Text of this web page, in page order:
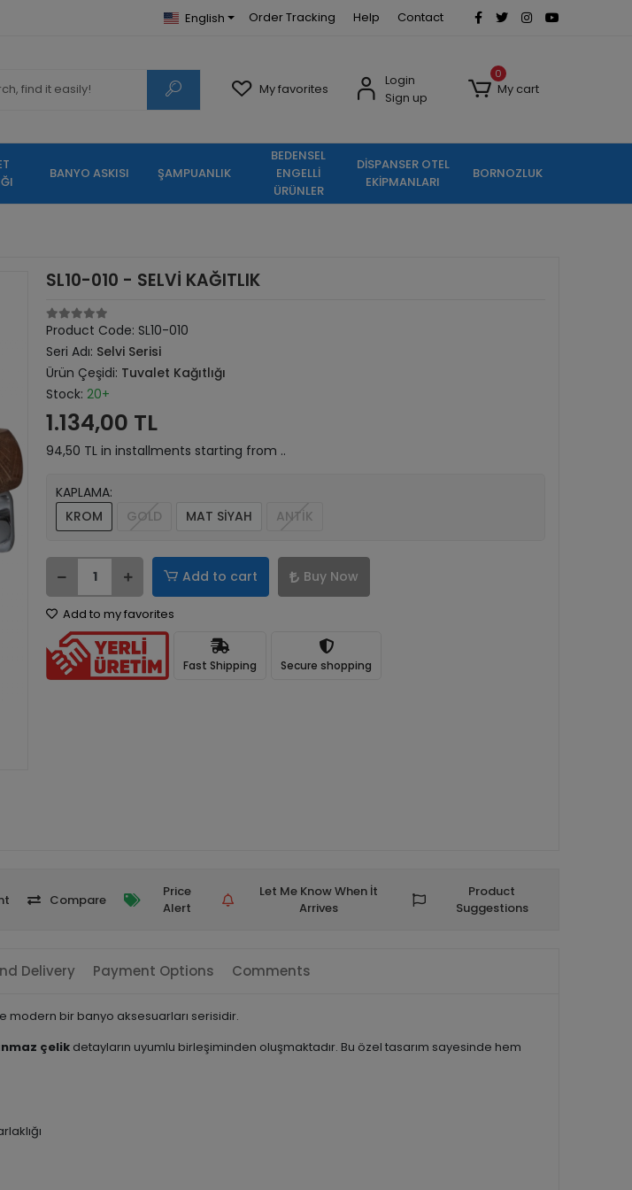
English Order Tracking Help Contact
My favorites
Login
Sign up
0
My cart
BANYO ASKISI ŞAMPUANLIK
BEDENSEL
ENGELLİ
ÜRÜNLER
DİSPANSER OTEL
EKİPMANLARI
BORNOZLUK
SL10-010 - SELVİ KAĞITLIK
Product Code: SL10-010
Seri Adı: Selvi Serisi
Ürün Çeşidi: Tuvalet Kağıtlığı
Stock: 20+
1.134,00 TL
94,50 TL in installments starting from ..
KAPLAMA:
KROM
GOLD MAT SİYAH ANTİK
Add to cart Buy Now
Add to my favorites
Fast Shipping Secure shopping
Compare
Price
Alert
Let Me Know When İt
Arrives
Product
Suggestions
Delivery Payment Options Comments
modern bir banyo aksesuarları serisidir.
çelik detayların uyumlu birleşiminden oluşmaktadır. Bu özel tasarım sayesinde hem